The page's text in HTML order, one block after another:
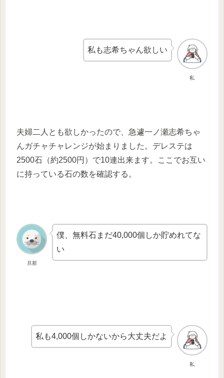
私
私も志希ちゃん欲しい
夫婦二人とも欲しかったので、急遽一ノ瀬志希ちゃ
んガチャチャレンジが始まりました。デレステは
2500石（約2500円）で10連出来ます。ここでお互い
に持っている石の数を確認する。
旦那
僕、無料石まだ40,000個しか貯めれてな
い
私
私も4,000個しかないから大丈夫だよ